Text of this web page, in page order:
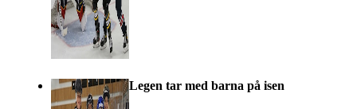
Legen tar med barna på isen